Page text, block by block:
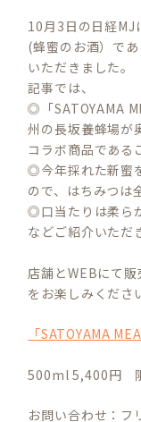
10月3日の日経MJ
(蜂蜜のお酒）で
いただきました。
記事では、
◎「SATOYAMA
州の長坂養蜂場が
コラボ商品である
◎今年採れた新蜜
ので、はちみつは
◎口当たりは柔ら
などご紹介いただ
店舗とWEBにて
をお楽しみくださ
「SATOYAMA
500ml 5,400円
お問い合わせ：